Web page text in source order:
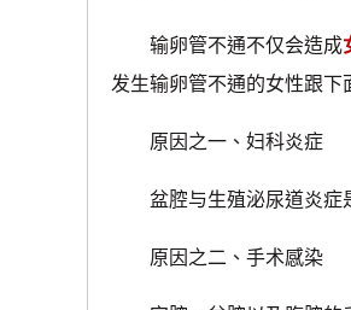
输卵管不通不仅会造成
发生输卵管不通的女性跟下
原因之一、妇科炎症
盆腔与生殖泌尿道炎症
原因之二、手术感染